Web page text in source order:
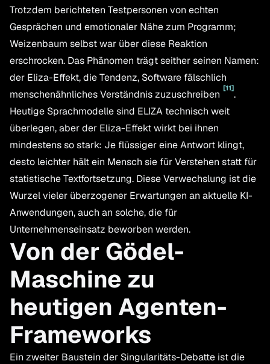
Trotzdem berichteten Testpersonen von echten
Gesprächen und emotionaler Nähe zum Programm;
Weizenbaum selbst war über diese Reaktion
erschrocken. Das Phänomen trägt seither seinen Namen:
der Eliza-Effekt, die Tendenz, Software fälschlich
menschenähnliches Verständnis zuzuschreiben
[11]
.
Heutige Sprachmodelle sind ELIZA technisch weit
überlegen, aber der Eliza-Effekt wirkt bei ihnen
mindestens so stark: Je flüssiger eine Antwort klingt,
desto leichter hält ein Mensch sie für Verstehen statt für
statistische Textfortsetzung. Diese Verwechslung ist die
Wurzel vieler überzogener Erwartungen an aktuelle KI-
Anwendungen, auch an solche, die für
Unternehmenseinsatz beworben werden.
Von der Gödel-
Maschine zu
heutigen Agenten-
Frameworks
Ein zweiter Baustein der Singularitäts-Debatte ist die